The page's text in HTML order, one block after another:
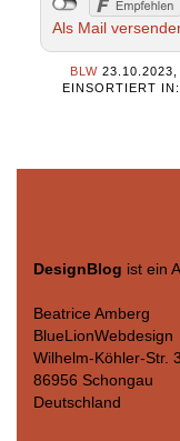
Als Mail
BLW 23.10.2023,
EINSORTIERT IN:
DesignBlog ist ein
Beatrice Amberg
BlueLionWebdesign
Wilhelm-Köhler-Str.
86956 Schongau
Deutschland